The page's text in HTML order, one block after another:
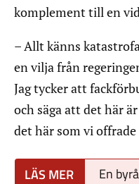
komplement till en
– Allt känns
en vilja från
Jag tycker att
och säga att det här
det här som vi
En